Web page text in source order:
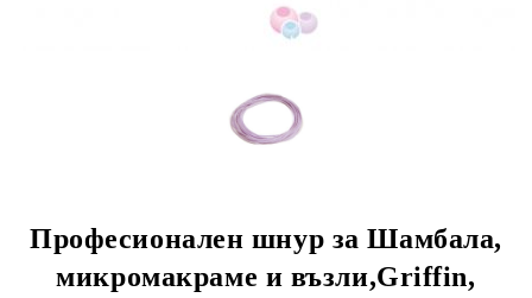
Професионален шнур за Шамбала,
микромакраме и възли,Griffin,